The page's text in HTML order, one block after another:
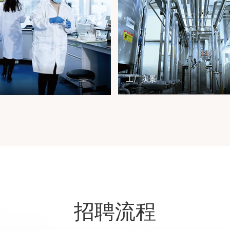
工厂实景
招聘流程